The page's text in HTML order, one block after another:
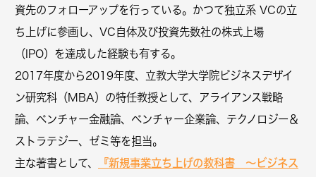
資先のフォローアップを行っている。かつて独立系 VCの立
ち上げに参画し、VC自体及び投資先数社の株式上場
（IPO）を達成した経験も有する。
2017年度から2019年度、立教大学大学院ビジネスデザイ
ン研究科（MBA）の特任教授として、アライアンス戦略
論、ベンチャー金融論、ベンチャー企業論、テクノロジー＆
ストラテジー、ゼミ等を担当。
主な著書として、
『新規事業立ち上げの教科書 ～ビジネス